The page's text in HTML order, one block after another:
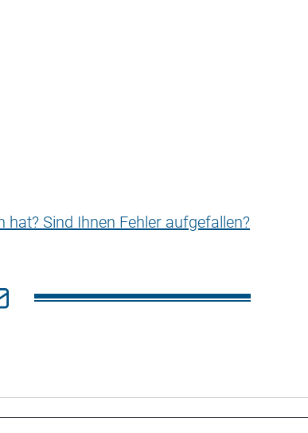
Sind Ihnen Fehler aufgefallen?